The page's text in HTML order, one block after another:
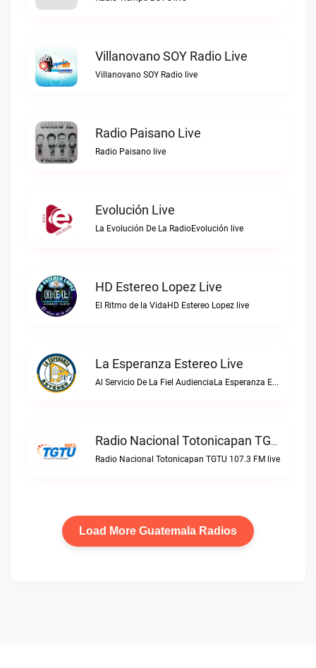
Villanovano SOY Radio Live
Villanovano SOY Radio live
Radio Paisano Live
Radio Paisano live
Evolución Live
La Evolución De La RadioEvolución live
HD Estereo Lopez Live
El Ritmo de la VidaHD Estereo Lopez live
La Esperanza Estereo Live
Al Servicio De La Fiel AudienciaLa Esperanza Estereo live
Radio Nacional Totonicapan TGTU 107.3 FM Live
Radio Nacional Totonicapan TGTU 107.3 FM live
Load More Guatemala Radios